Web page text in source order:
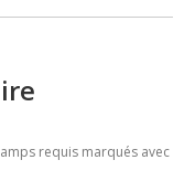
requis marqués avec